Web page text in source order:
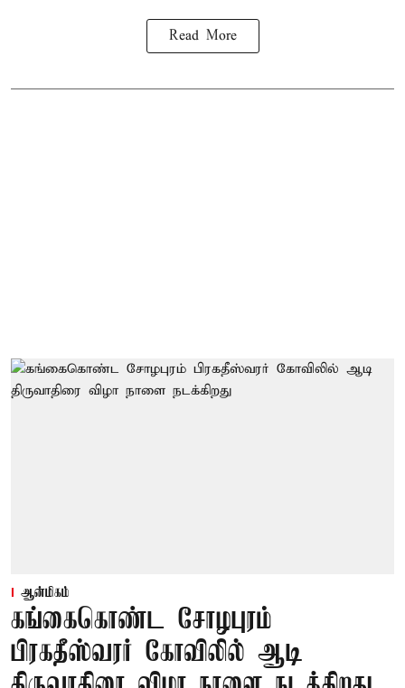
Read More
ஆன்மிகம்
கங்கைகொண்ட சோழபுரம்
பிரகதீஸ்வரர் கோவிலில் ஆடி